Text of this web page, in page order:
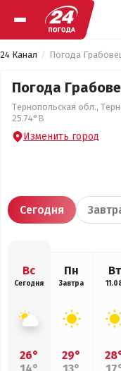
24 Канал Погода
Погода
Тернопольская обл.,
25.74°В
Изменить город
Сегодня
Вс
Сегодня
26°
Пн
Завтра
29°
Вт